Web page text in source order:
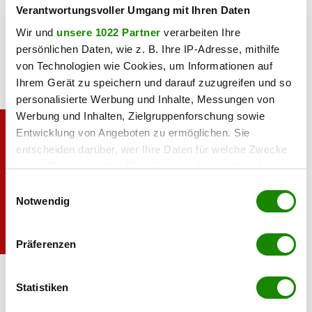
Verantwortungsvoller Umgang mit Ihren Daten
Wir und unsere 1022 Partner verarbeiten Ihre
persönlichen Daten, wie z. B. Ihre IP-Adresse, mithilfe
von Technologien wie Cookies, um Informationen auf
Ihrem Gerät zu speichern und darauf zuzugreifen und so
personalisierte Werbung und Inhalte, Messungen von
Werbung und Inhalten, Zielgruppenforschung sowie
Entwicklung von Angeboten zu ermöglichen. Sie
entscheiden darüber, wer Ihre Daten für welche Zwecke
nutzt. Sie können Ihre Einwilligung jederzeit über die
Trigger Symbol ändern oder widerrufen
Informationen über Ihre geografische Lage
können
Notwendig
Präferenzen
Statistiken
für die Kleinen unzählige Highlights. Die Hotels wie das Juke
Box Hotel laden zum Übernachten ein, eine Nacht gibt es
hier bereits ab 29 Euro.